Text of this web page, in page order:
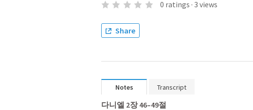
0 ratings · 3 views
Share
Notes Transcript
다니엘 2장 46–49절